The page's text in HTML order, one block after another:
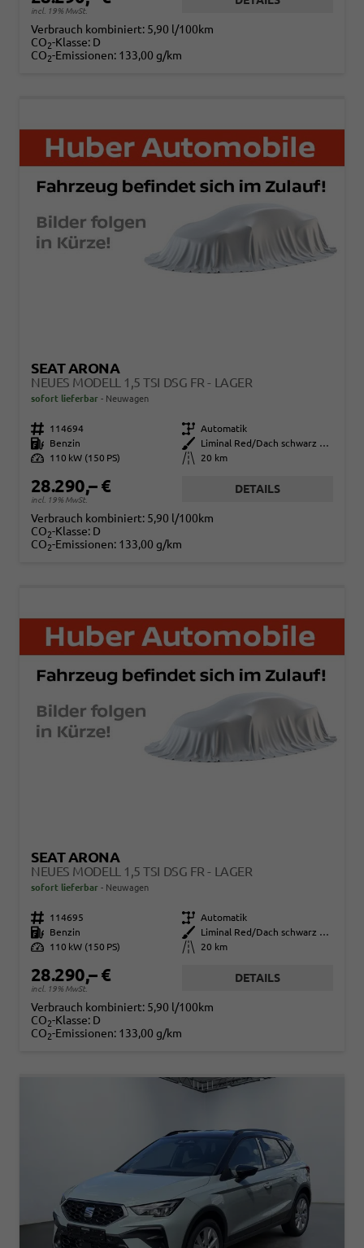
incl. 19% MwSt.
Verbrauch kombiniert: 5,90 l/100km
CO2-Klasse: D
CO2-Emissionen: 133,00 g/km
SEAT ARONA
NEUES MODELL 1,5 TSI DSG FR - LAGER
sofort lieferbar Neuwagen
Fahrzeugnr. 114694 Getriebe Automatik
Kraftstoff
Benzin Außenfarbe
Liminal Red/Dach schwarz Metallic (S60E)
Leistung
110 kW (150 PS) Kilometerstand 20 km
28.290,– €
incl. 19% MwSt.
DETAILS
Verbrauch kombiniert: 5,90 l/100km
CO2-Klasse: D
CO2-Emissionen: 133,00 g/km
SEAT ARONA
NEUES MODELL 1,5 TSI DSG FR - LAGER
sofort lieferbar Neuwagen
Fahrzeugnr. 114695 Getriebe Automatik
Kraftstoff
Benzin Außenfarbe
Liminal Red/Dach schwarz Metallic (S60E)
Leistung
110 kW (150 PS) Kilometerstand 20 km
28.290,– €
incl. 19% MwSt.
DETAILS
Verbrauch kombiniert: 5,90 l/100km
CO2-Klasse: D
CO2-Emissionen: 133,00 g/km